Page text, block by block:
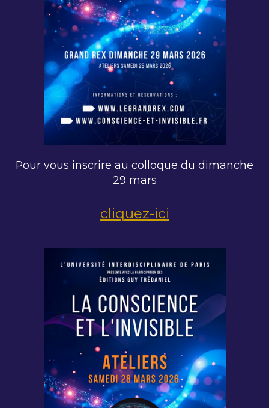
Pour vous inscrire au colloque du dimanche
29 mars
cliquez-ici